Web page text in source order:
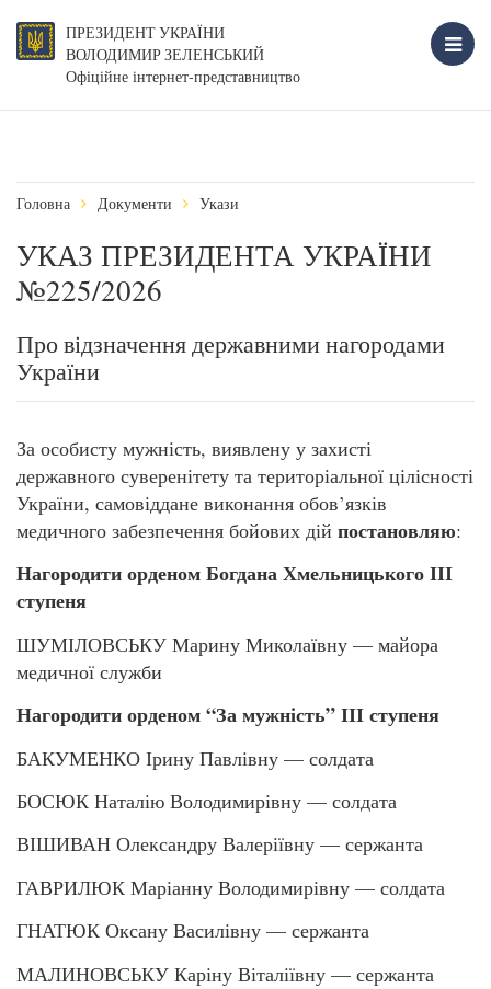
ПРЕЗИДЕНТ УКРАЇНИ
ВОЛОДИМИР ЗЕЛЕНСЬКИЙ
Офіційне інтернет-представництво
Головна Документи Укази
УКАЗ ПРЕЗИДЕНТА УКРАЇНИ
№225/2026
Про відзначення державними нагородами
України
За особисту мужність, виявлену у захисті
державного суверенітету та територіальної цілісності
України, самовіддане виконання обов’язків
медичного забезпечення бойових дій постановляю:
Нагородити орденом Богдана Хмельницького ІІІ
ступеня
ШУМІЛОВСЬКУ Марину Миколаївну — майора
медичної служби
Нагородити орденом “За мужність” ІІІ ступеня
БАКУМЕНКО Ірину Павлівну — солдата
БОСЮК Наталію Володимирівну — солдата
ВІШИВАН Олександру Валеріївну — сержанта
ГАВРИЛЮК Маріанну Володимирівну — солдата
ГНАТЮК Оксану Василівну — сержанта
МАЛИНОВСЬКУ Каріну Віталіївну — сержанта